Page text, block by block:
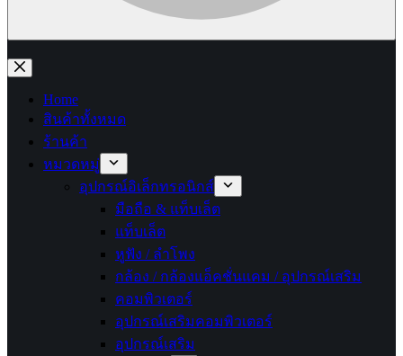
No
results
Home
สินค้าทั้งหมด
ร้านค้า
หมวดหมู่
อุปกรณ์อิเล็กทรอนิกส์
มือถือ & แท็บเล็ต
แท็บเล็ต
หูฟัง / ลำโพง
กล้อง / กล้องแอ็คชั่นแคม / อุปกรณ์เสริม
คอมพิวเตอร์
อุปกรณ์เสริมคอมพิวเตอร์
อุปกรณ์เสริม